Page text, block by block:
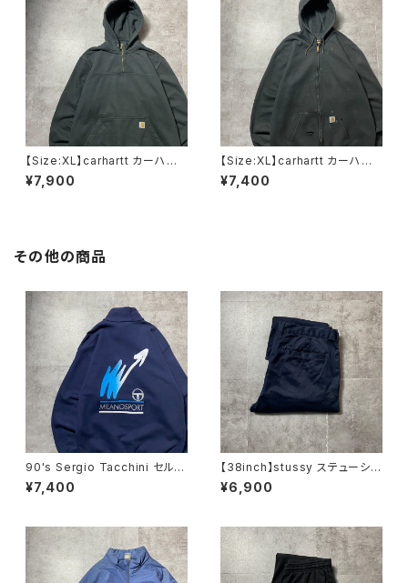
【Size:XL】carhartt カーハー
ト ハーフジップ ヘビーオン
ス ブラック 黒 スウェット
¥7,900
【Size:XL】carhartt カーハー
ト グッドダメージ フルジッ
プ パーカー スウェット フー
¥7,400
その他の商品
90's Sergio Tacchini セルジ
オタッキーニ 刺繍ワンポイン
ト ハーフジップ バックプリン
¥7,400
【38inch】stussy ステューシ
ー ジッパーフライ SSリン
ク 刺繍ロゴ ネイビー クロ
¥6,900